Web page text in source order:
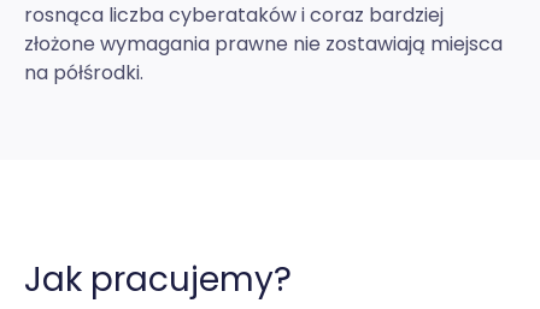
rosnąca liczba cyberataków i coraz bardziej
złożone wymagania prawne nie zostawiają miejsca
na półśrodki.
Jak pracujemy?